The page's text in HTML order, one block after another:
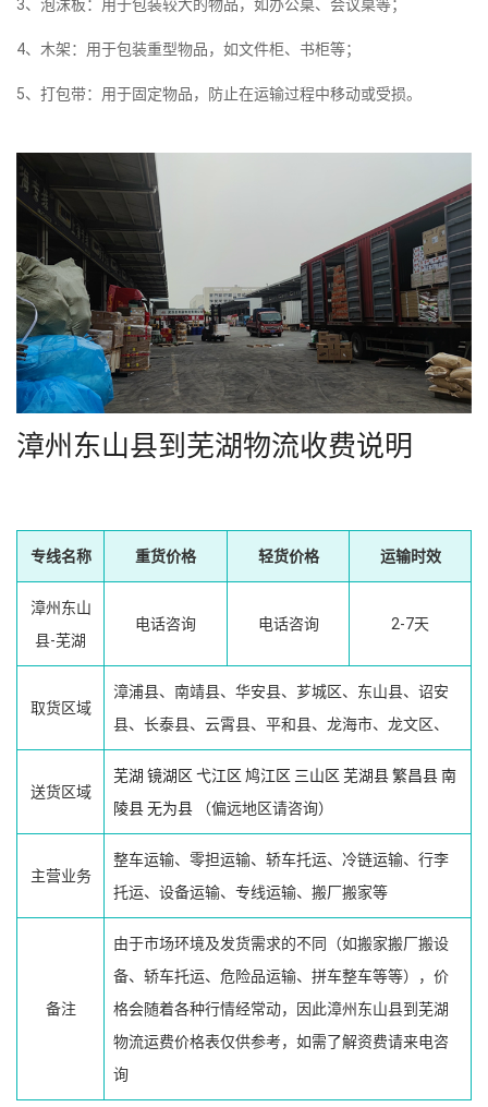
3、泡沫板：用于包装较大的物品，如办公桌、会议桌等；
4、木架：用于包装重型物品，如文件柜、书柜等；
5、打包带：用于固定物品，防止在运输过程中移动或受损。
漳州东山县到芜湖物流收费说明
专线名称 重货价格 轻货价格 运输时效
漳州东山
县-芜湖
电话咨询 电话咨询 2-7天
取货区域
漳浦县、南靖县、华安县、芗城区、东山县、诏安
县、长泰县、云霄县、平和县、龙海市、龙文区、
送货区域
芜湖 镜湖区 弋江区 鸠江区 三山区 芜湖县繁昌县南
陵县无为县 （偏远地区请咨询）
主营业务
整车运输、零担运输、轿车托运、冷链运输、行李
托运、设备运输、专线运输、搬厂搬家等
备注
由于市场环境及发货需求的不同（如搬家搬厂搬设
备、轿车托运、危险品运输、拼车整车等等），价
格会随着各种行情经常动，因此漳州东山县到芜湖
物流运费价格表仅供参考，如需了解资费请来电咨
询